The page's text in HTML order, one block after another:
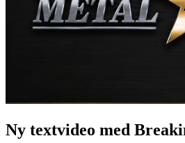
Ny textvideo med